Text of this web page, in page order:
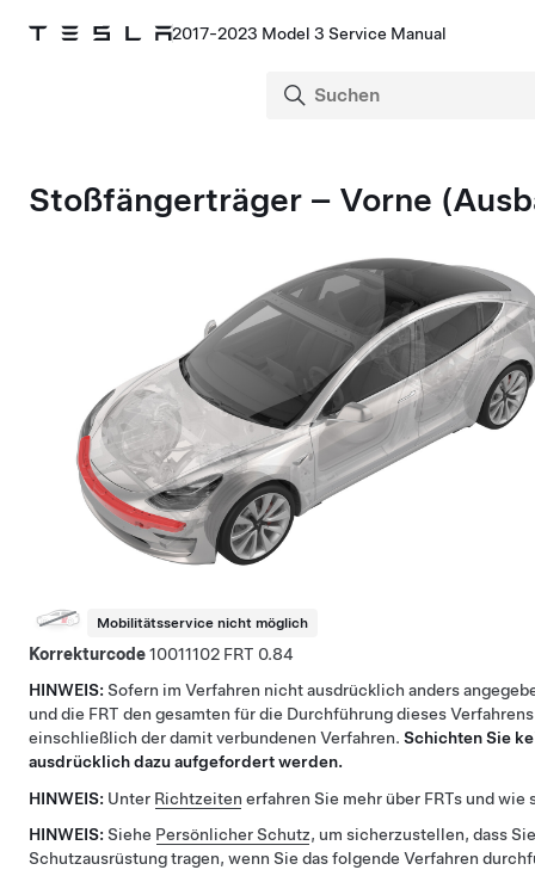
2017-2023 Model 3 Service Manual
Stoßfängerträger – Vorne
Mobilitätsservice nicht möglich
Korrekturcode10011102
0.84
HINWEIS: Sofern im Verfahren nicht ausdrücklich anders
und die FRT den gesamten für die Durchführung dieses
einschließlich der damit verbundenen Verfahren. Schichten Sie
ausdrücklich dazu aufgefordert werden.
HINWEIS: Unter Richtzeiten erfahren Sie mehr über FRTs und
HINWEIS: Siehe Persönlicher Schutz, um sicherzustellen, dass
Schutzausrüstung tragen, wenn Sie das folgende Verfahren